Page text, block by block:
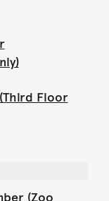
Floor
(Zoo